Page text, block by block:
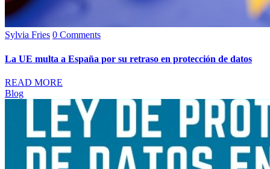
Sylvia Fries 0 Comments
La UE multa a España por su retraso en protección de datos
READ MORE
Blog